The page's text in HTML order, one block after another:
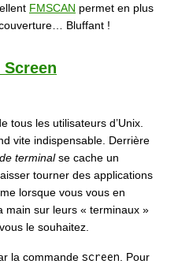
FMSCAN permet en plus
Bluffant !
Screen
tous les utilisateurs d’Unix.
vite indispensable. Derrière
terminalse cache un
tourner des applications
lorsque vous vous en
main sur leurs « terminaux »
le souhaitez.
la commande screen . Pour